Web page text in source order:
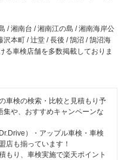
/ 湘南台 / 湘南江の島 / 湘南海岸公
沢本町 / 辻堂 / 長後 / 鵠沼 / 鵠沼海
る車検店舗を多数掲載しておりま
車検の検索・比較と見積もり予
や、おすすめキャンペーンな
）・アップル車検・車検
店も揃っています！
もり、車検実施で楽天ポイント